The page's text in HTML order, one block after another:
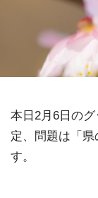
本日2月6日の
定、問題は「
す。